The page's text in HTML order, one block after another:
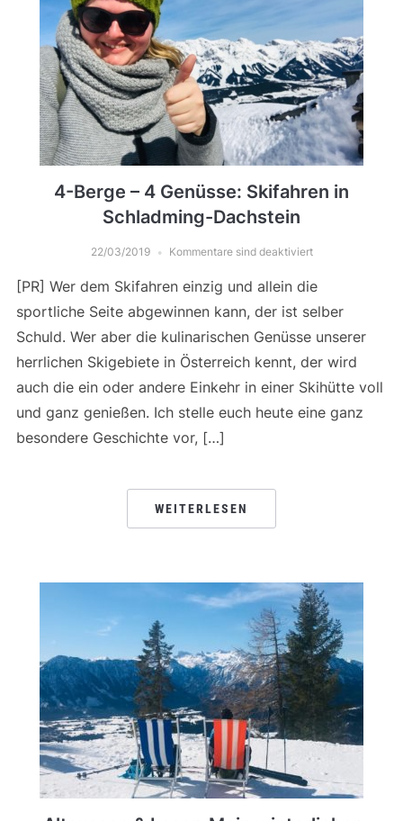
4-Berge – 4 Genüsse: Skifahren in
Schladming-Dachstein
22/03/2019 Kommentare sind deaktiviert
[PR] Wer dem Skifahren einzig und allein die
sportliche Seite abgewinnen kann, der ist selber
Schuld. Wer aber die kulinarischen Genüsse unserer
herrlichen Skigebiete in Österreich kennt, der wird
auch die ein oder andere Einkehr in einer Skihütte voll
und ganz genießen. Ich stelle euch heute eine ganz
besondere Geschichte vor, […]
WEITERLESEN